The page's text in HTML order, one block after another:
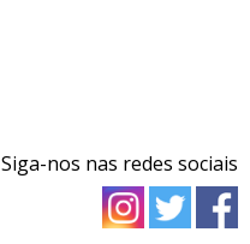
Siga-nos nas redes sociais